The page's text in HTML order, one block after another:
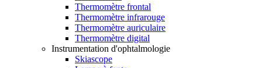
Thermomètre frontal
Thermomètre infrarouge
Thermomètre auriculaire
Thermomètre digital
Instrumentation d'ophtalmologie
Skiascope